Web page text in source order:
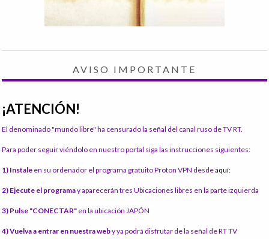
AVISO IMPORTANTE
¡ATENCIÓN!
El denominado "mundo libre" ha censurado la señal del canal ruso de TV RT.
Para poder seguir viéndolo en nuestro portal siga las instrucciones siguientes:
1) Instale en su ordenador el programa gratuito Proton VPN desdeaquí:
2) Ejecute el programay aparecerán tres Ubicaciones libres en la parte izquierda
3) Pulse "CONECTAR" en la ubicación JAPÓN
4) Vuelva a entrar en nuestra weby ya podrá disfrutar de la señal de RT TV